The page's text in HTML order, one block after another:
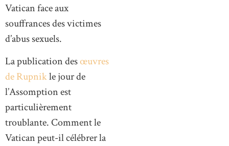
Vatican face aux
souffrances des victimes
d’abus sexuels.
La publication desœuvres
de Rupnikle jour de
l’Assomption est
particulièrement
troublante. Comment le
Vatican peut-il célébrer la